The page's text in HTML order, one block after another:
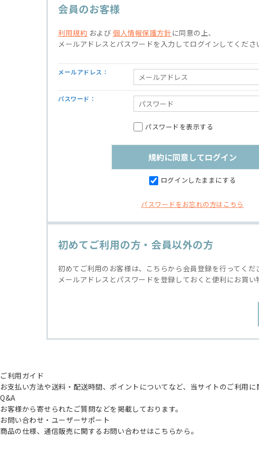
会員のお客様
利用規約 および個人情報保護方針 に同意の上、
メールアドレスとパスワードを入力してログインしてくださ
メールアドレス：
パスワード：
パスワードを表示する
ログインしたままにする
パスワードをお忘れの方はこちら
初めてご利用の方・会員以外の方
初めてご利用のお客様は、こちらから会員登録を行ってくだ
メールアドレスとパスワードを登録しておくと便利にお買い
ご利用ガイド
お支払い方法や送料・配送時間、ポイントについてなど、当サイトのご利用に
Q&A
お客様から寄せられたご質問などを掲載しております。
お問い合わせ・ユーザーサポート
商品の仕様、通信販売に関するお問い合わせはこちらから。